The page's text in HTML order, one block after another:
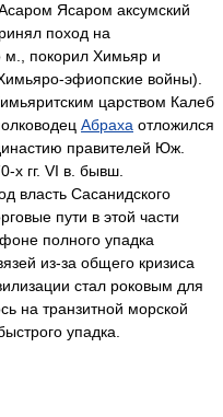
Ясаром аксумский
поход на
м., покорил Химьяр и
эфиопские войны).
царством Калеб
Абраха отложился
правителей Юж.
х гг. VI в. бывш.
власть Сасанидского
пути в этой части
полного упадка
из-за общего кризиса
стал роковым для
на транзитной морской
упадка.